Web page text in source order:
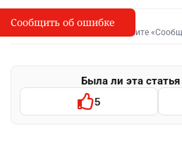
I
Сообщить об опечатке
Выделите фрагмент и нажмите
Была ли эта статья
5
Сообщить об ошибке